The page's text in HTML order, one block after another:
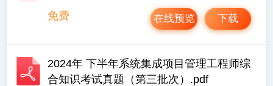
免费
下载
在线预览
2024年 下半年系统集成项目管理工程师综
合知识考试真题（第三批次）.pdf